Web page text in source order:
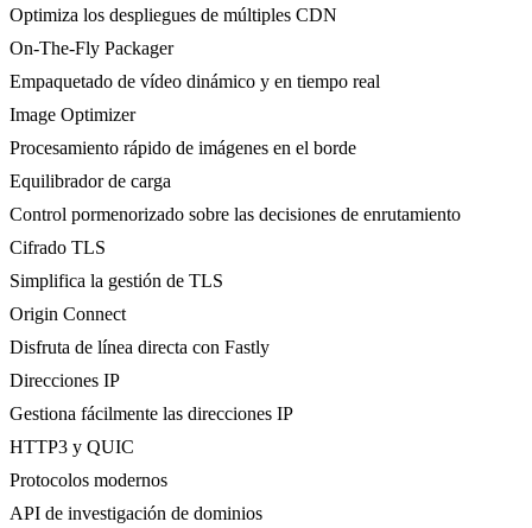
Optimiza los despliegues de múltiples CDN
On-The-Fly Packager
Empaquetado de vídeo dinámico y en tiempo real
Image Optimizer
Procesamiento rápido de imágenes en el borde
Equilibrador de carga
Control pormenorizado sobre las decisiones de enrutamiento
Cifrado TLS
Simplifica la gestión de TLS
Origin Connect
Disfruta de línea directa con Fastly
Direcciones IP
Gestiona fácilmente las direcciones IP
HTTP3 y QUIC
Protocolos modernos
API de investigación de dominios